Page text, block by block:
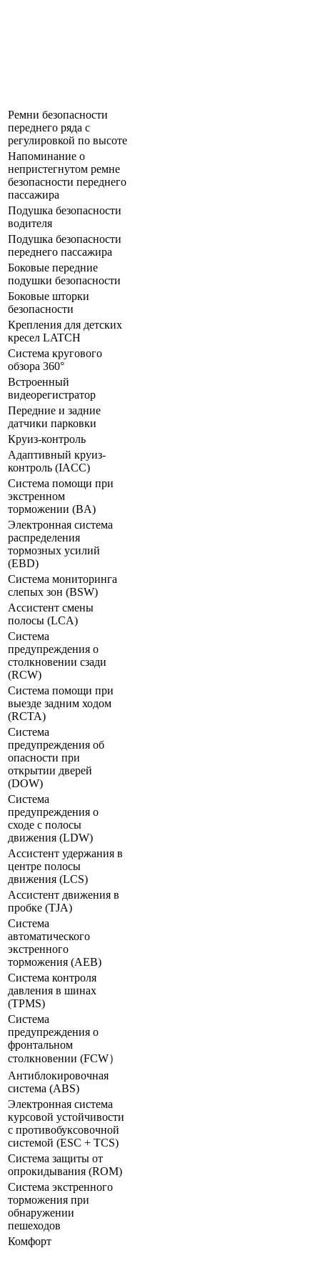
Ремни безопасности
переднего ряда с
регулировкой по высоте
Напоминание о
непристегнутом ремне
безопасности переднего
пассажира
Подушка безопасности
водителя
Подушка безопасности
переднего пассажира
Боковые передние
подушки безопасности
Боковые шторки
безопасности
Крепления для детских
кресел LATCH
Система кругового
обзора 360°
Встроенный
видеорегистратор
Передние и задние
датчики парковки
Круиз-контроль
Адаптивный круиз-
контроль (IACC)
Система помощи при
экстренном
торможении (BA)
Электронная система
распределения
тормозных усилий
(ЕВD)
Система мониторинга
слепых зон (BSW)
Ассистент смены
полосы (LCA)
Система
предупреждения о
столкновении сзади
(RCW)
Система помощи при
выезде задним ходом
(RCTA)
Система
предупреждения об
опасности при
открытии дверей
(DOW)
Система
предупреждения о
сходе с полосы
движения (LDW)
Ассистент удержания в
центре полосы
движения (LCS)
Ассистент движения в
пробке (TJA)
Система
автоматического
экстренного
торможения (AEB)
Система контроля
давления в шинах
(TPMS)
Система
предупреждения о
фронтальном
столкновении (FCW）
Антиблокировочная
система (ABS)
Электронная система
курсовой устойчивости
с противобуксовочной
системой (ESC + TCS)
Система защиты от
опрокидывания (ROM)
Система экстренного
торможения при
обнаружении
пешеходов
Комфорт